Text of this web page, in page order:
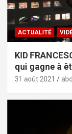
ACTUALITÉ
KID
qui gagne à
31 août 2021